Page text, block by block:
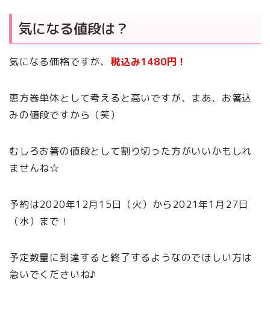
気になる値段は？
気になる価格ですが、 税込み1480円！
恵方巻単体として考えると高いですが、まあ、お箸込
みの値段ですから（笑）
むしろお箸の値段として割り切った方がいいかもしれ
ませんね☆
予約は2020年12月15日（火）から2021年1月27日
（水）まで！
予定数量に到達すると終了するようなのでほしい方は
急いでくださいね♪